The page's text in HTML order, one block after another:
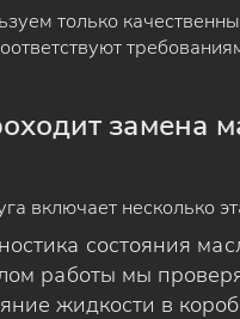
только
замена
включает несколько
состояния
работы мы
жидкости в